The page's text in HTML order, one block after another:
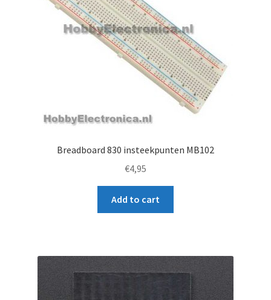
Breadboard 830 insteekpunten MB102
€4,95
Add to cart